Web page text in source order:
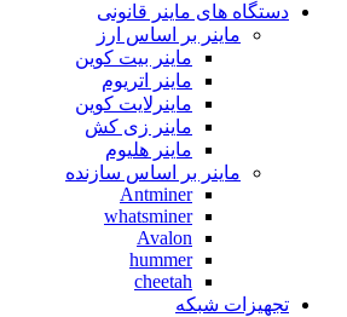
دستگاه های ماینر قانونی
ماینر بر اساس ارز
ماینر بیت کوین
ماینر اتریوم
ماینرلایت کوین
ماینر زی کش
ماینر هلیوم
ماینر بر اساس سازنده
Antminer
whatsminer
Avalon
hummer
cheetah
تجهیزات شبکه